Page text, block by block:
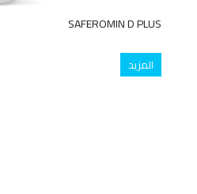
SAFEROMIN D PLUS
المزيد